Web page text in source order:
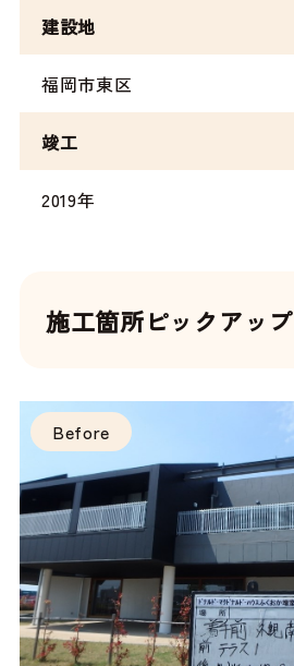
建設地
福岡市東区
竣工
2019年
施工箇所ピックアップ
Before